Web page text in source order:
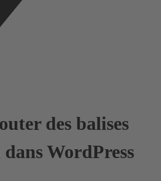
des balises
WordPress